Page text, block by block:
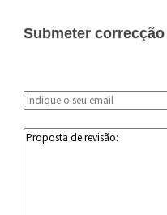
Submeter correcção